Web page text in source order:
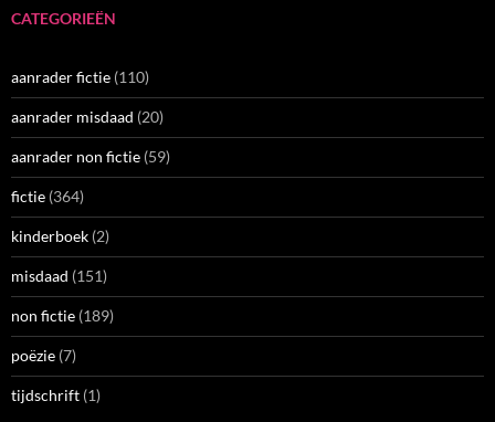
CATEGORIEËN
aanrader fictie (110)
aanrader misdaad (20)
aanrader non fictie (59)
fictie (364)
kinderboek (2)
misdaad (151)
non fictie (189)
poëzie (7)
tijdschrift (1)